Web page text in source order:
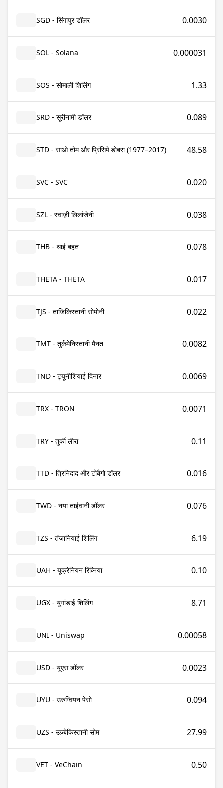
SGD - सिंगापुर डॉलर 0.0030
SOL - Solana 0.000031
SOS - सोमाली शिलिंग 1.33
SRD - सूरीनामी डॉलर 0.089
STD - साओ तोम और प्रिंसिपे डोबरा (1977–2017) 48.58
SVC - SVC 0.020
SZL - स्वाज़ी लिलांजेनी 0.038
THB - थाई बहत 0.078
THETA - THETA 0.017
TJS - ताजिकिस्तानी सोमोनी 0.022
TMT - तुर्कमेनिस्तानी मैनत 0.0082
TND - ट्यूनीशियाई दिनार 0.0069
TRX - TRON 0.0071
TRY - तुर्की लीरा 0.11
TTD - त्रिनिदाद और टोबैगो डॉलर 0.016
TWD - नया ताईवानी डॉलर 0.076
TZS - तंज़ानियाई शिलिंग 6.19
UAH - यूक्रेनियन रिव्निया 0.10
UGX - युगांडाई शिलिंग 8.71
UNI - Uniswap 0.00058
USD - यूएस डॉलर 0.0023
UYU - उरुग्वियन पेसो 0.094
UZS - उज़्बेकिस्तानी सोम 27.99
VET - VeChain 0.50